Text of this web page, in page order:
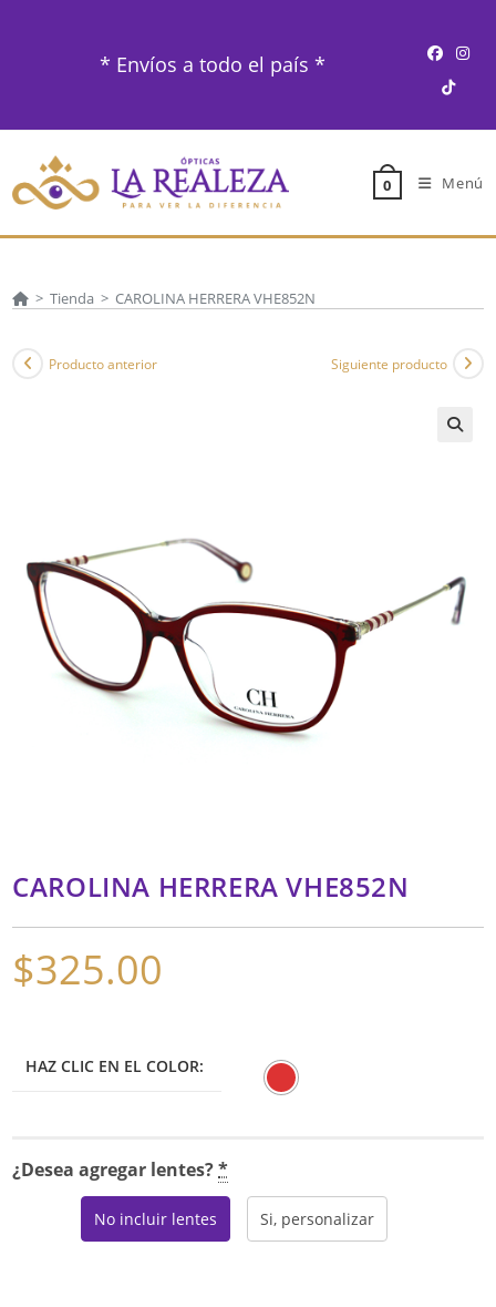
* Envíos a todo el país *
0 Menú
> Tienda > CAROLINA HERRERA VHE852N
Producto anterior Siguiente producto
CAROLINA HERRERA VHE852N
$325.00
HAZ CLIC EN EL COLOR:
¿Desea agregar lentes?*
No incluir lentes Si, personalizar